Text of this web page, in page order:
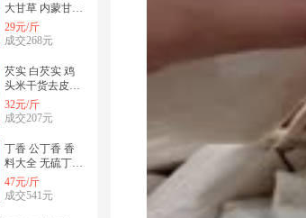
大甘草 内蒙甘草
茶柳叶片甘草 无
硫正品
29元/斤
成交268元
芡实 白芡实 鸡
头米干货去皮芡
实 无硫去皮白芡
实 常年加工
32元/斤
成交207元
丁香 公丁香 香
料大全 无硫丁香
货源充足闪电发
货
47元/斤
成交541元